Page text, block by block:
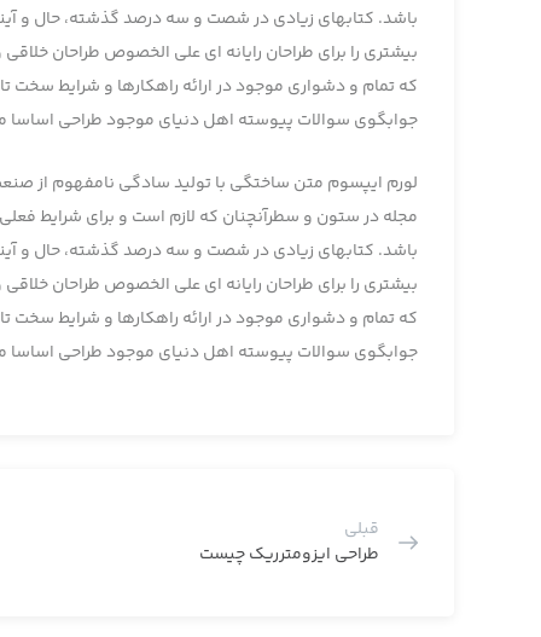
باشد. کتابهای زیادی در شصت و سه درصد گذشته، حال و
بیشتری را برای طراحان رایانه ای علی الخصوص طراحان
که تمام و دشواری موجود در ارائه راهکارها و شرایط سخت
جوابگوی سوالات پیوسته اهل دنیای موجود طراحی اساسا
لورم ایپسوم متن ساختگی با تولید سادگی نامفهوم از
مجله در ستون و سطرآنچنان که لازم است و برای شرایط
باشد. کتابهای زیادی در شصت و سه درصد گذشته، حال و
بیشتری را برای طراحان رایانه ای علی الخصوص طراحان
که تمام و دشواری موجود در ارائه راهکارها و شرایط سخت
جوابگوی سوالات پیوسته اهل دنیای موجود طراحی اساسا
قبلی
طراحی ایزومترریک چیست